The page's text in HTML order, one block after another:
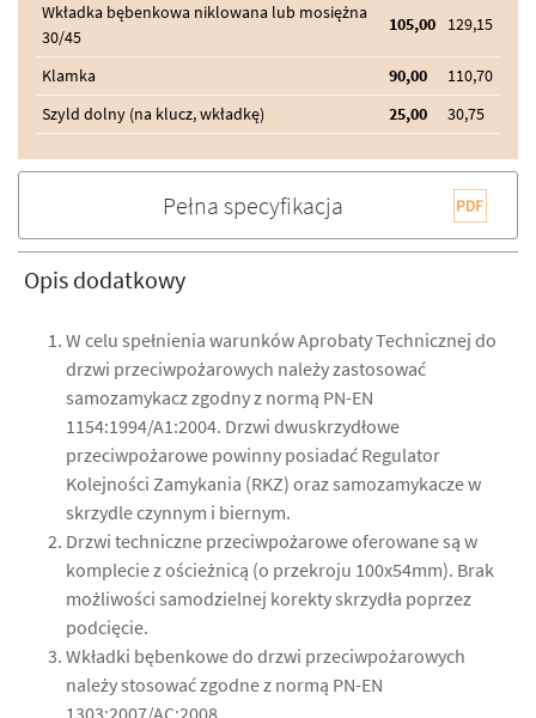
Wkładka bębenkowa niklowana lub mosiężna
30/45
105,00 129,15
Klamka 90,00
110,70
Szyld dolny (na klucz, wkładkę)
25,00 30,75
Pełna specyfikacja
Opis dodatkowy
W celu spełnienia warunków Aprobaty Technicznej do
drzwi przeciwpożarowych należy zastosować
samozamykacz zgodny z normą PN-EN
1154:1994/A1:2004. Drzwi dwuskrzydłowe
przeciwpożarowe powinny posiadać Regulator
Kolejności Zamykania (RKZ) oraz samozamykacze w
skrzydle czynnym i biernym.
Drzwi techniczne przeciwpożarowe oferowane są w
komplecie z ościeżnicą (o przekroju 100x54mm). Brak
możliwości samodzielnej korekty skrzydła poprzez
podcięcie.
Wkładki bębenkowe do drzwi przeciwpożarowych
należy stosować zgodne z normą PN-EN